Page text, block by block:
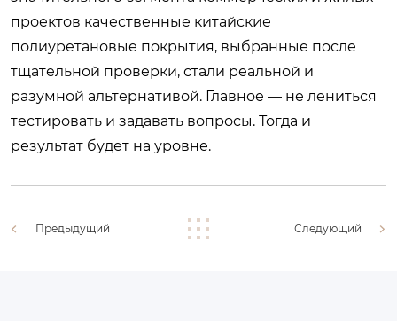
проектов качественные китайские
полиуретановые покрытия, выбранные после
тщательной проверки, стали реальной и
разумной альтернативой. Главное — не лениться
тестировать и задавать вопросы. Тогда и
результат будет на уровне.
Предыдущий Следующий